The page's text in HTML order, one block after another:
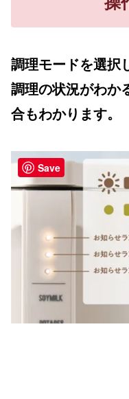
調理モードを選択
調理の状況がわか
合もわかります。
Save